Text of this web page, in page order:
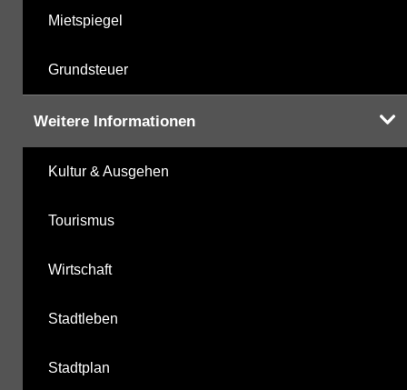
Mietspiegel
Grundsteuer
Weitere Informationen
Kultur & Ausgehen
Tourismus
Wirtschaft
Stadtleben
Stadtplan